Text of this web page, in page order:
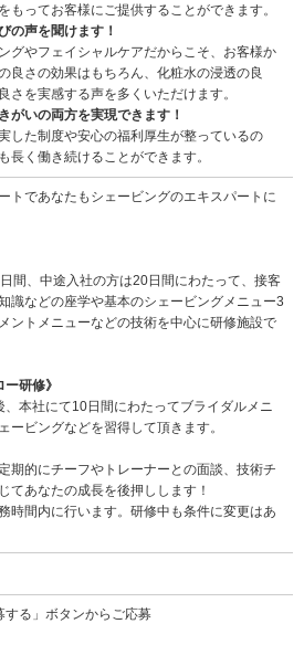
もってお客様にご提供することができます。
の声を聞けます！
グやフェイシャルケアだからこそ、お客様か
良さの効果はもちろん、化粧水の浸透の良
さを実感する声を多くいただけます。
がいの両方を実現できます！
した制度や安心の福利厚生が整っているの
長く働き続けることができます。
トであなたもシェービングのエキスパートに
間、中途入社の方は20日間にわたって、接客
識などの座学や基本のシェービングメニュー3
ントメニューなどの技術を中心に研修施設で
ー研修》
、本社にて10日間にわたってブライダルメニ
ービングなどを習得して頂きます。
期的にチーフやトレーナーとの面談、技術チ
てあなたの成長を後押しします！
時間内に行います。研修中も条件に変更はあ
する」ボタンからご応募